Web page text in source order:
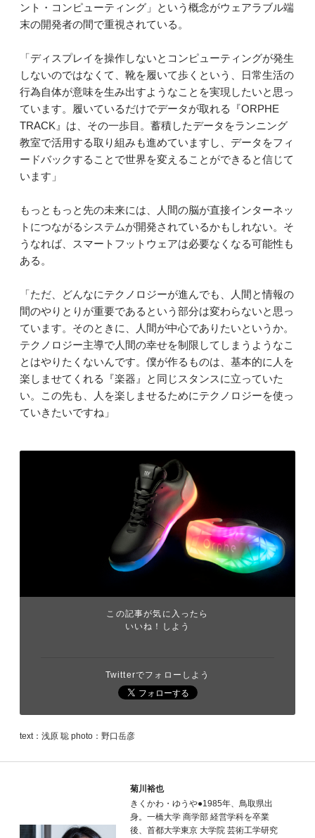
ント・コンピューティング」という概念がウェアラブル端
末の開発者の間で重視されている。
「ディスプレイを操作しないとコンピューティングが発生
しないのではなくて、靴を履いて歩くという、日常生活の
行為自体が意味を生み出すようなことを実現したいと思っ
ています。履いているだけでデータが取れる『ORPHE
TRACK』は、その一歩目。蓄積したデータをランニング
教室で活用する取り組みも進めていますし、データをフィ
ードバックすることで世界を変えることができると信じて
います」
もっともっと先の未来には、人間の脳が直接インターネッ
トにつながるシステムが開発されているかもしれない。そ
うなれば、スマートフットウェアは必要なくなる可能性も
ある。
「ただ、どんなにテクノロジーが進んでも、人間と情報の
間のやりとりが重要であるという部分は変わらないと思っ
ています。そのときに、人間が中心でありたいというか。
テクノロジー主導で人間の幸せを制限してしまうようなこ
とはやりたくないんです。僕が作るものは、基本的に人を
楽しませてくれる『楽器』と同じスタンスに立っていた
い。この先も、人を楽しませるためにテクノロジーを使っ
ていきたいですね」
この記事が気に入ったら
いいね！しよう
Twitterでフォローしよう
text：浅原 聡 photo：野口岳彦
菊川裕也
きくかわ・ゆうや●1985年、鳥取県出
身。一橋大学 商学部 経営学科を卒業
後、首都大学東京 大学院 芸術工学研究